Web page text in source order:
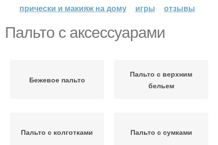
прически и макияж на дому
игры отзывы
Пальто с аксессуарами
Бежевое пальто
Пальто с верхним
бельем
Пальто с колготками Пальто с сумками